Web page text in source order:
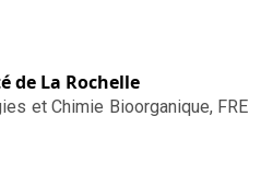
de La Rochelle
et Chimie Bioorganique, FRE